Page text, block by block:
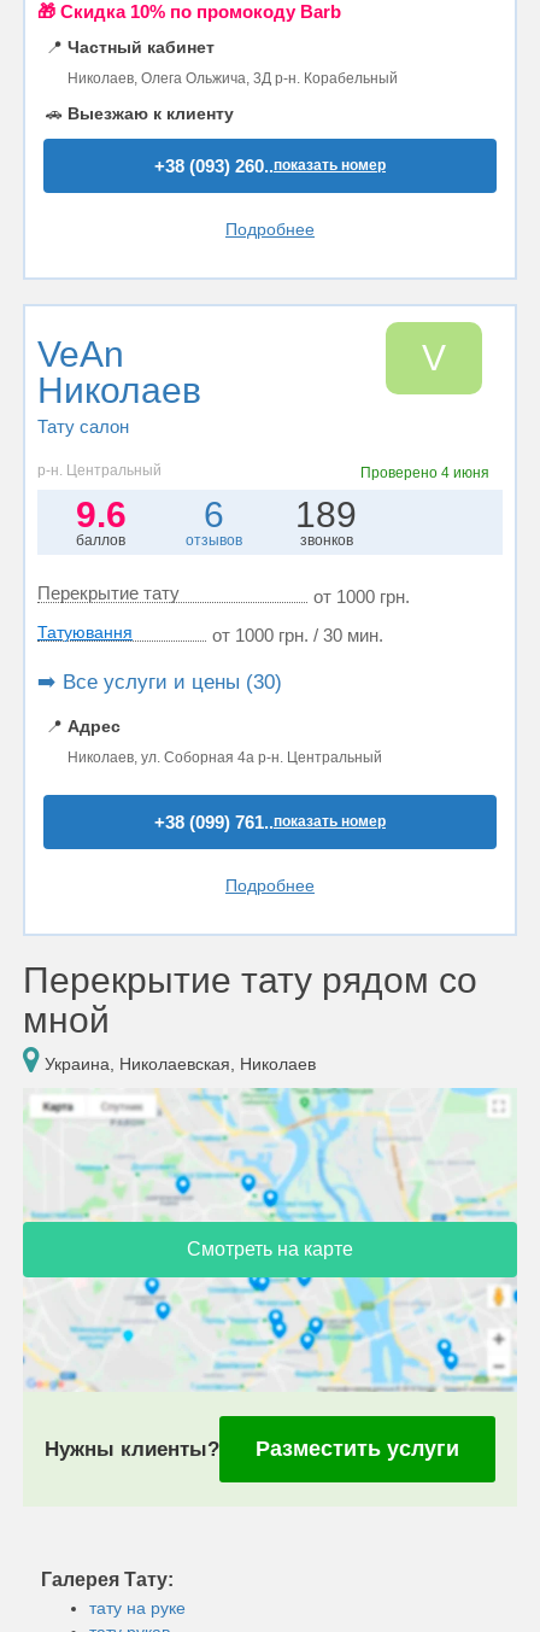
🎁 Cкидка 10% по промокоду Barb
📍 Частный кабинет
Николаев, Олега Ольжича, 3Д р-н. Корабельный
🚗 Выезжаю к клиенту
+38 (093) 260..показать номер
Подробнее
VeAn
Николаев
Тату салон
V
р-н. Центральный Проверено4 июня
9.6
баллов
6
отзывов
189
звонков
Перекрытие тату от 1000 грн.
Татуювання от 1000 грн. / 30 мин.
➡️ Все услуги и цены (30)
📍 Адрес
Николаев, ул. Соборная 4а р-н. Центральный
+38 (099) 761..показать номер
Подробнее
Перекрытие тату рядом со
мной
Украина, Николаевская, Николаев
Смотреть на карте
Нужны клиенты? Разместить услуги
Галерея Тату:
тату на руке